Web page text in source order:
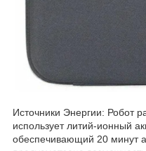
Источники Энергии: Робот
использует литий-ионный
обеспечивающий 20 минут